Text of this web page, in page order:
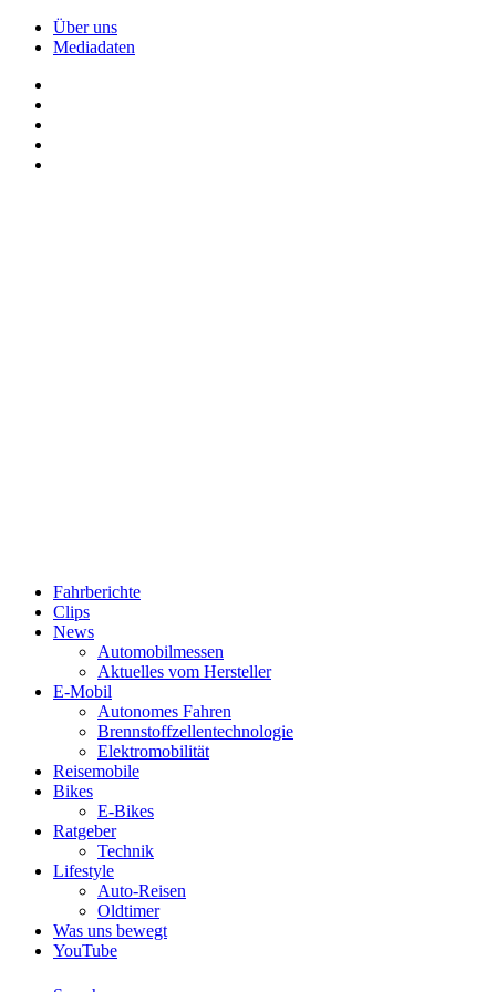
Über uns
Mediadaten
Fahrberichte
Clips
News
Automobilmessen
Aktuelles vom Hersteller
E-Mobil
Autonomes Fahren
Brennstoffzellentechnologie
Elektromobilität
Reisemobile
Bikes
E-Bikes
Ratgeber
Technik
Lifestyle
Auto-Reisen
Oldtimer
Was uns bewegt
YouTube